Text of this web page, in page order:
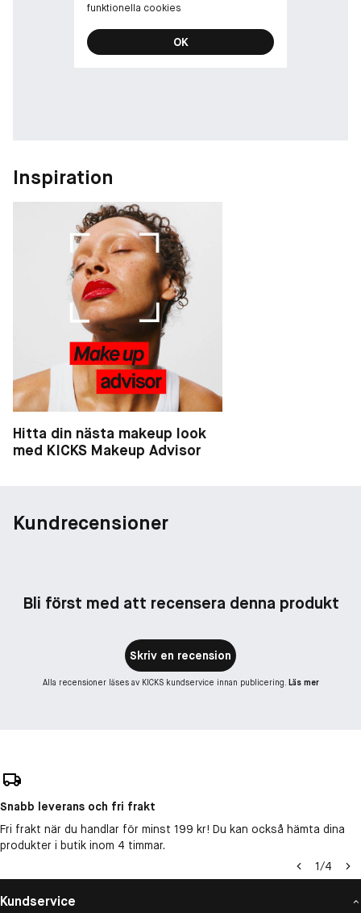
funktionella cookies
OK
Inspiration
Hitta din nästa makeup look
med KICKS Makeup Advisor
Kundrecensioner
Bli först med att recensera denna produkt
Skriv en recension
Alla recensioner läses av KICKS kundservice innan publicering. Läs mer
Snabb leverans och fri frakt
Fri frakt när du handlar för minst 199 kr! Du kan också hämta dina
produkter i butik inom 4 timmar.
1/4
Kundservice